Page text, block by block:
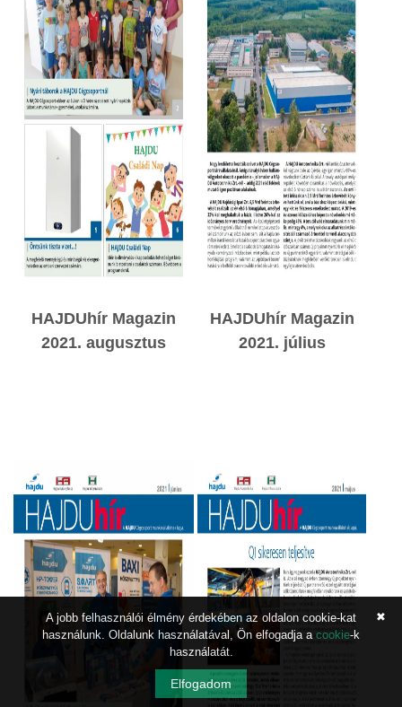
HAJDUhír Magazin
2021. augusztus
HAJDUhír Magazin
2021. július
A jobb felhasználói élmény érdekében az oldalon cookie-kat
használunk. Oldalunk használatával, Ön elfogadja a cookie-k
használatát.
Elfogadom
✖